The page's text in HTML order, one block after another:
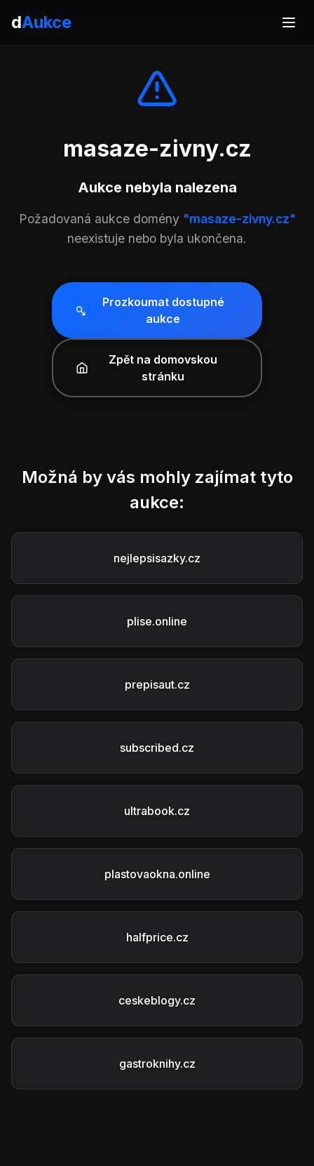
dAukce
masaze-zivny.cz
Aukce nebyla nalezena
Požadovaná aukce domény "masaze-zivny.cz"
neexistuje nebo byla ukončena.
Prozkoumat dostupné
aukce
Zpět na domovskou
stránku
Možná by vás mohly zajímat tyto
aukce:
nejlepsisazky.cz
plise.online
prepisaut.cz
subscribed.cz
ultrabook.cz
plastovaokna.online
halfprice.cz
ceskeblogy.cz
gastroknihy.cz